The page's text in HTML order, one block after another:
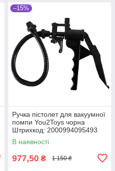
–15%
Ручка пістолет для вакуумної
помпи You2Toys чорна
Штрихкод: 2000994095493
В наявності
977,50 ₴ 1 150 ₴